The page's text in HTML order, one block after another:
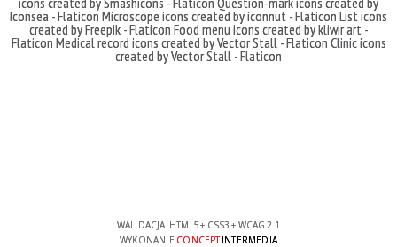
Iconsea - Flaticon Microscope icons created by iconnut - Flaticon List icons
created by Freepik - Flaticon Food menu icons created by kliwir art -
Flaticon Medical record icons created by Vector Stall - Flaticon Clinic icons
created by Vector Stall - Flaticon
WALIDACJA: HTML5+ CSS3 + WCAG 2.1
WYKONANIE CONCEPTINTERMEDIA